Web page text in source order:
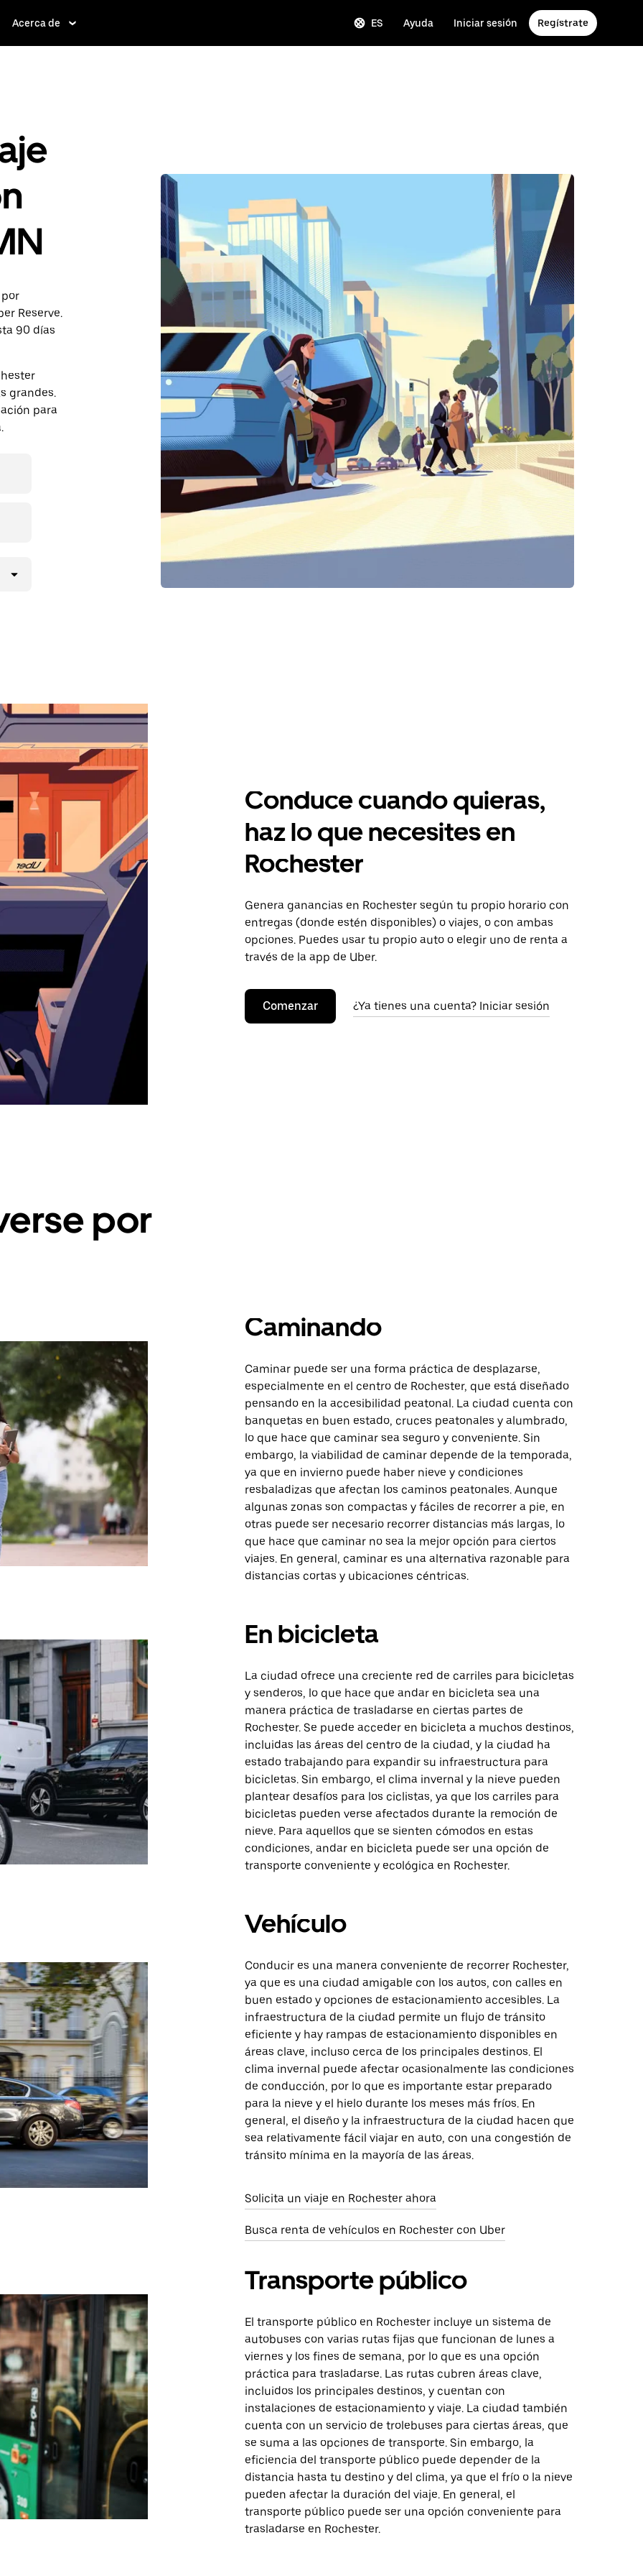
Acerca de ES Ayuda Iniciar sesión Regístrate
Reserve.
90 días
grandes.
para
Conduce cuando quieras,
haz lo que necesites en
Rochester
Genera ganancias en Rochester según tu propio horario con
entregas (donde estén disponibles) o viajes, o con ambas
opciones. Puedes usar tu propio auto o elegir uno de renta a
través de la app de Uber.
Comenzar ¿Ya tienes una cuenta? Iniciar sesión
por
Caminando
Caminar puede ser una forma práctica de desplazarse,
especialmente en el centro de Rochester, que está diseñado
pensando en la accesibilidad peatonal. La ciudad cuenta con
banquetas en buen estado, cruces peatonales y alumbrado,
lo que hace que caminar sea seguro y conveniente. Sin
embargo, la viabilidad de caminar depende de la temporada,
ya que en invierno puede haber nieve y condiciones
resbaladizas que afectan los caminos peatonales. Aunque
algunas zonas son compactas y fáciles de recorrer a pie, en
otras puede ser necesario recorrer distancias más largas, lo
que hace que caminar no sea la mejor opción para ciertos
viajes. En general, caminar es una alternativa razonable para
distancias cortas y ubicaciones céntricas.
En bicicleta
La ciudad ofrece una creciente red de carriles para bicicletas
y senderos, lo que hace que andar en bicicleta sea una
manera práctica de trasladarse en ciertas partes de
Rochester. Se puede acceder en bicicleta a muchos destinos,
incluidas las áreas del centro de la ciudad, y la ciudad ha
estado trabajando para expandir su infraestructura para
bicicletas. Sin embargo, el clima invernal y la nieve pueden
plantear desafíos para los ciclistas, ya que los carriles para
bicicletas pueden verse afectados durante la remoción de
nieve. Para aquellos que se sienten cómodos en estas
condiciones, andar en bicicleta puede ser una opción de
transporte conveniente y ecológica en Rochester.
Vehículo
Conducir es una manera conveniente de recorrer Rochester,
ya que es una ciudad amigable con los autos, con calles en
buen estado y opciones de estacionamiento accesibles. La
infraestructura de la ciudad permite un flujo de tránsito
eficiente y hay rampas de estacionamiento disponibles en
áreas clave, incluso cerca de los principales destinos. El
clima invernal puede afectar ocasionalmente las condiciones
de conducción, por lo que es importante estar preparado
para la nieve y el hielo durante los meses más fríos. En
general, el diseño y la infraestructura de la ciudad hacen que
sea relativamente fácil viajar en auto, con una congestión de
tránsito mínima en la mayoría de las áreas.
Solicita un viaje en Rochester ahora
Busca renta de vehículos en Rochester con Uber
Transporte público
El transporte público en Rochester incluye un sistema de
autobuses con varias rutas fijas que funcionan de lunes a
viernes y los fines de semana, por lo que es una opción
práctica para trasladarse. Las rutas cubren áreas clave,
incluidos los principales destinos, y cuentan con
instalaciones de estacionamiento y viaje. La ciudad también
cuenta con un servicio de trolebuses para ciertas áreas, que
se suma a las opciones de transporte. Sin embargo, la
eficiencia del transporte público puede depender de la
distancia hasta tu destino y del clima, ya que el frío o la nieve
pueden afectar la duración del viaje. En general, el
transporte público puede ser una opción conveniente para
trasladarse en Rochester.